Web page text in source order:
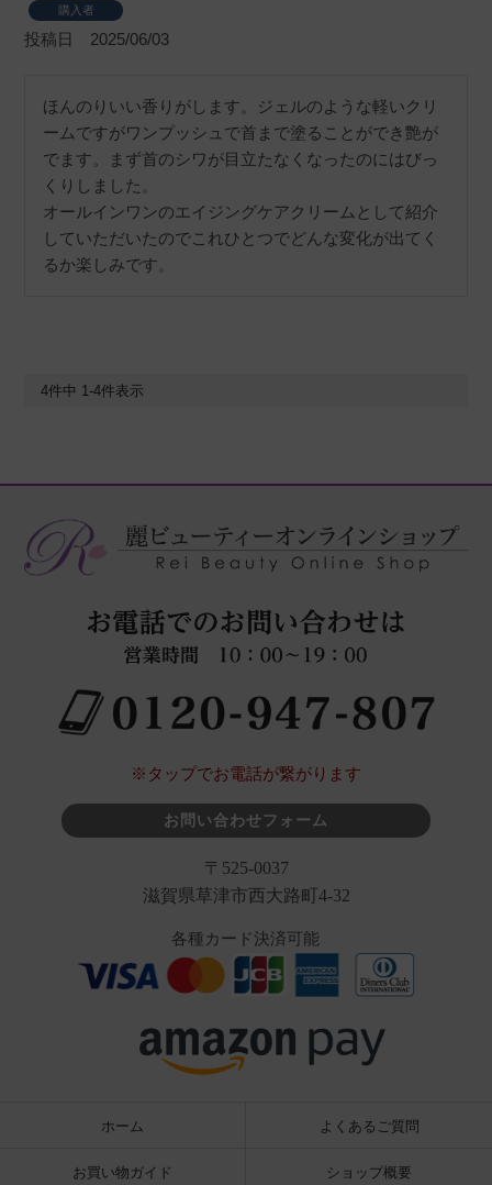
購入者
投稿日 2025/06/03
ほんのりいい香りがします。ジェルのような軽いクリ
ームですがワンプッシュで首まで塗ることができ艶が
でます。まず首のシワが目立たなくなったのにはびっ
くりしました。
オールインワンのエイジングケアクリームとして紹介
していただいたのでこれひとつでどんな変化が出てく
るか楽しみです。
4件中 1-4件表示
※タップでお電話が繋がります
お問い合わせフォーム
〒525-0037
滋賀県草津市西大路町4-32
各種カード決済可能
ホーム よくあるご質問
お買い物ガイド ショップ概要